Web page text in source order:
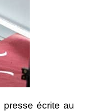
presse écrite au